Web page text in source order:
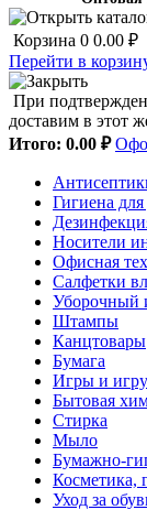
Корзина 0 0.00 ₽
Перейти в
При
доставим в этот
Итого: 0.00 ₽
Гигиена для
Носители
Офисная
Салфетки
Уборочный
Штампы
Канцтовары
Бумага
Игры и
Бытовая
Стирка
Мыло
Бумажно-
Косметика,
Уход за